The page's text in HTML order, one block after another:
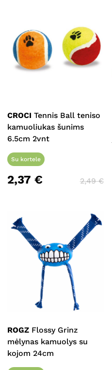
CROCI Tennis Ball teniso
kamuoliukas šunims
6.5cm 2vnt
Su kortele
2,37 € 2,49€
ROGZ Flossy Grinz
mėlynas kamuolys su
kojom 24cm